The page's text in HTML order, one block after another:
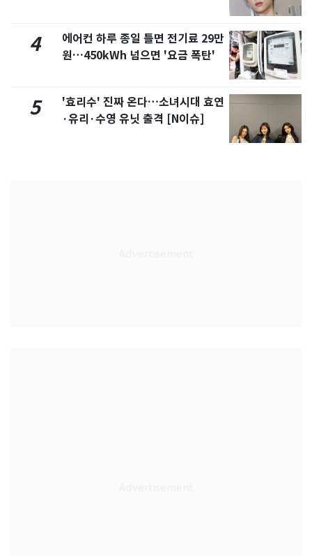
4
에어컨 하루 종일 틀면 전기료 29만
원…450kWh 넘으면 '요금 폭탄'
5
'효리수' 진짜 온다…소녀시대 효연
·유리·수영 유닛 출격 [N이슈]